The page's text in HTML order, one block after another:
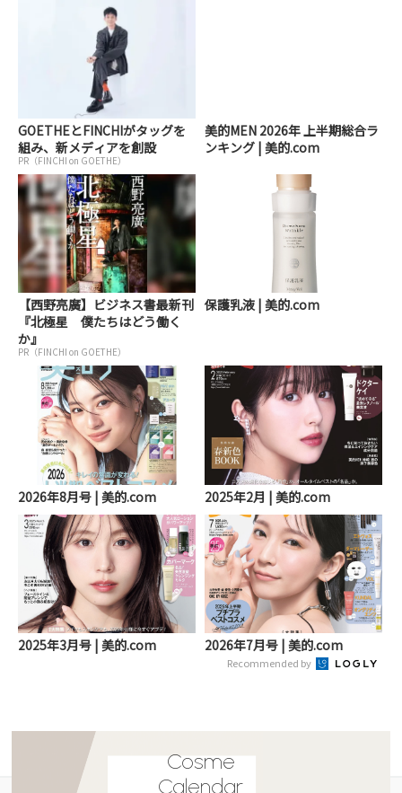
GOETHEとFINCHIがタッグを
組み、新メディアを創設
PR（FINCHI on GOETHE）
美的MEN 2026年 上半期総合ラ
ンキング | 美的.com
【西野亮廣】ビジネス書最新刊
『北極星 僕たちはどう働く
か』
PR（FINCHI on GOETHE）
保護乳液 | 美的.com
2026年8月号 | 美的.com 2025年2月 | 美的.com
2025年3月号 | 美的.com 2026年7月号 | 美的.com
Recommended by
Cosme
Calendar